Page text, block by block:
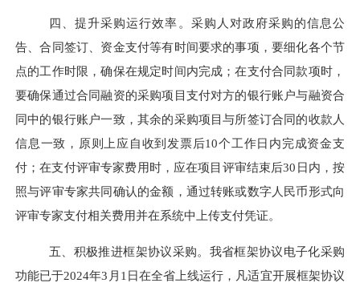
四、提升采购运行效率。 采购人对政府采购的信息公
告、合同签订、资金支付等有时间要求的事项，要细化各个节
点的工作时限，确保在规定时间内完成；在支付合同款项时，
要确保通过合同融资的采购项目支付对方的银行账户与融资合
同中的银行账户一致，其余的采购项目与所签订合同的收款人
信息一致，原则上应自收到发票后10个工作日内完成资金支
付；在支付评审专家费用时，应在项目评审结束后30 日内，按
照与评审专家共同确认的金额，通过转账或数字人民币形式向
评审专家支付相关费用并在系统中上传支付凭证。
五、积极推进框架协议采购。 我省框架协议电子化采购
功能已于2024年3 月 1 日在全省上线运行，凡适宜开展框架协议